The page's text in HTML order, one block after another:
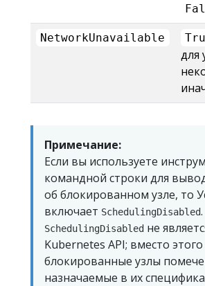
NetworkUnavailable
для
Примечание:
Если вы используете
командной строки для
об блокированном узле, то
включает SchedulingDisabled.
SchedulingDisabled не
Kubernetes API; вместо этого
блокированные узлы
назначаемые в их